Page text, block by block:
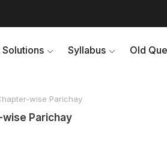
Syllabus Old
wise Parichay
wise Parichay